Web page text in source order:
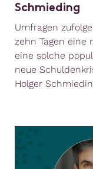
Schmieding
Umfragen
zehn Tagen eine
eine solche
neue
Holger